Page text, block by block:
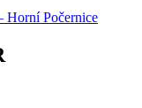
Horní Počernice